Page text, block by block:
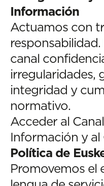
Información
Actuamos con
canal
irregularidades,
integridad y
normativo.
Acceder al
Información y
Política de
Promovemos el